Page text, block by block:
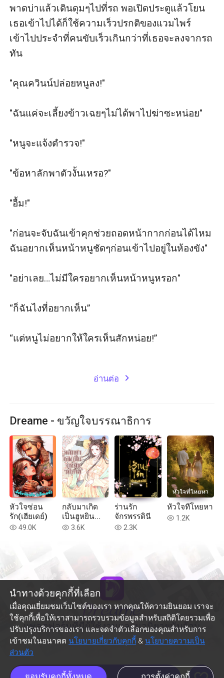
นำทางด้วยคุกกี้ที่เลือก
เมื่อคุณเยี่ยมชมเว็บไซต์ของเรา หากคุณให้ความยินยอม เราจะ
ใช้คุกกี้เพื่อให้เราสามารถรวบรวมข้อมูลสำหรับสถิติโดยรวมเพื่อ
ปรับปรุงบริการของเรา และจดจำตัวเลือกของคุณสำหรับการ
เข้าชมในอนาคต นโยบายเกี่ยวกับคุกกี้ & นโยบายความเป็น
ส่วนตัว
พาดบ่าแล้วเดินดุมๆไปที่รถ พอเปิดประตูแล้วโยน
เธอเข้าไปได้ก็ใช้ความเร็วปรกติของแวมไพร์
เข้าไปประจำที่คนขับเร็วเกินกว่าที่เธอจะลงจากรถ
ทัน
"คุณควินน์ปล่อยหนูลง!"
"ฉันแค่จะเลี้ยงข้าวเฉยๆไม่ได้พาไปฆ่าซะหน่อย"
"หนูจะแจ้งตำรวจ!"
"ข้อหาลักพาตัวงั้นเหรอ?"
"อื้ม!"
"ก่อนจะจับฉันเข้าคุกช่วยถอดหน้ากากก่อนได้ไหม
ฉันอยากเห็นหน้าหนูชัดๆก่อนเข้าไปอยู่ในห้องขัง"
"อย่าเลย…ไม่มีใครอยากเห็นหน้าหนูหรอก"
“ก็ฉันไงที่อยากเห็น”
“แต่หนูไม่อยากให้ใครเห็นสักหน่อย!”
อ่านต่อ expand_more
Dreame - ขวัญใจบรรณาธิการ
หัวใจซ่อน
รัก(เฮียเดย์)
read 49.0K
กลับมาเกิด
เป็นฮูหยิน
วิปลาส
read 3.6K
ร่านรัก
จักรพรรดินี
read 2.3K
หัวใจที่โหยหา
read 1.2K
แพลตฟอร์มที่มีผู้ใช้งานและนวนิยายนับล้าน